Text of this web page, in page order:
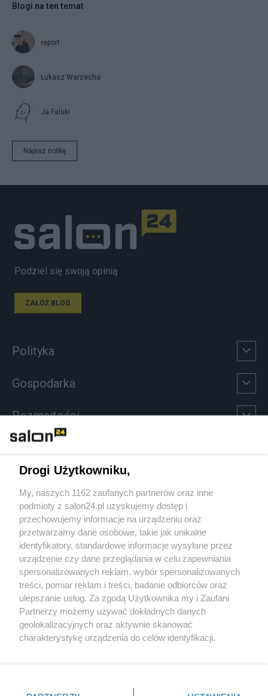
Blogi na ten temat
report
Łukasz Warzecha
Ja Falski
Napisz notkę
Podziel się swoją opinią
ZAŁÓŻ BLOG
Polityka
Gospodarka
Rozmaitości
Sport
Społeczeństwo
Kultura
X Facebook Instagram Youtube
Drogi Użytkowniku,
My, naszych 1162 zaufanych partnerów oraz inne
podmioty z salon24.pl uzyskujemy dostęp i
przechowujemy informacje na urządzeniu oraz
przetwarzamy dane osobowe, takie jak unikalne
identyfikatory, standardowe informacje wysyłane przez
urządzenie czy dane przeglądania w celu zapewniania
spersonalizowanych reklam, wybór spersonalizowanych
treści, pomiar reklam i treści, badanie odbiorców oraz
ulepszanie usług. Za zgodą Użytkownika my i Zaufani
Partnerzy możemy używać dokładnych danych
geolokalizacyjnych oraz aktywnie skanować
charakterystykę urządzenia do celów identyfikacji.
zmienić/wycofać klikając przycisk ustawień prywatności